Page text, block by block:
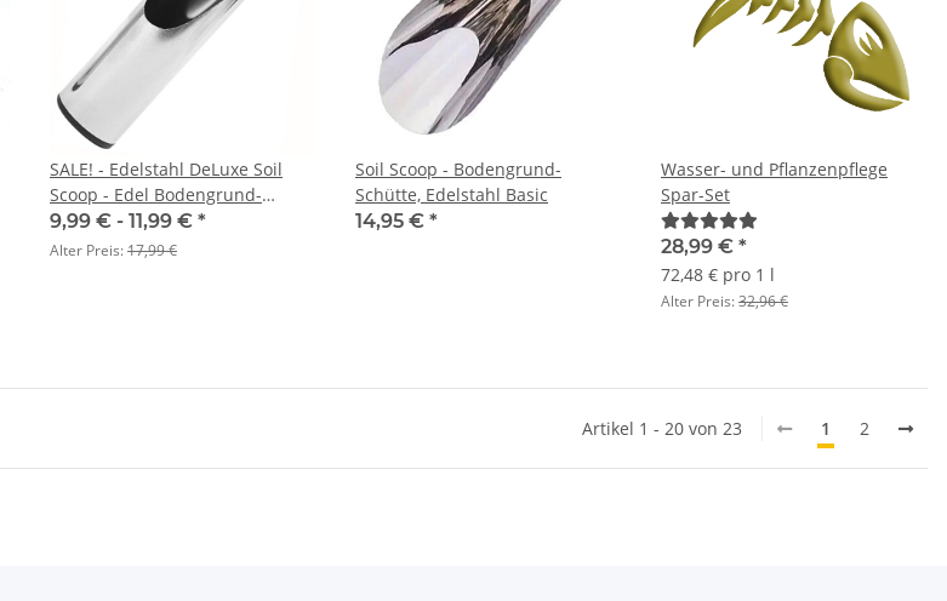
SALE! - Edelstahl DeLuxe Soil
Scoop - Edel Bodengrund-
Schütte
9,99 € - 11,99 € *
Alter Preis:17,99 €
Soil Scoop - Bodengrund-
Schütte, Edelstahl Basic
14,95 € *
Wasser- und Pflanzenpflege
Spar-Set
28,99 € *
72,48 € pro 1 l
Alter Preis:32,96 €
Artikel 1 - 20 von 23 1 2